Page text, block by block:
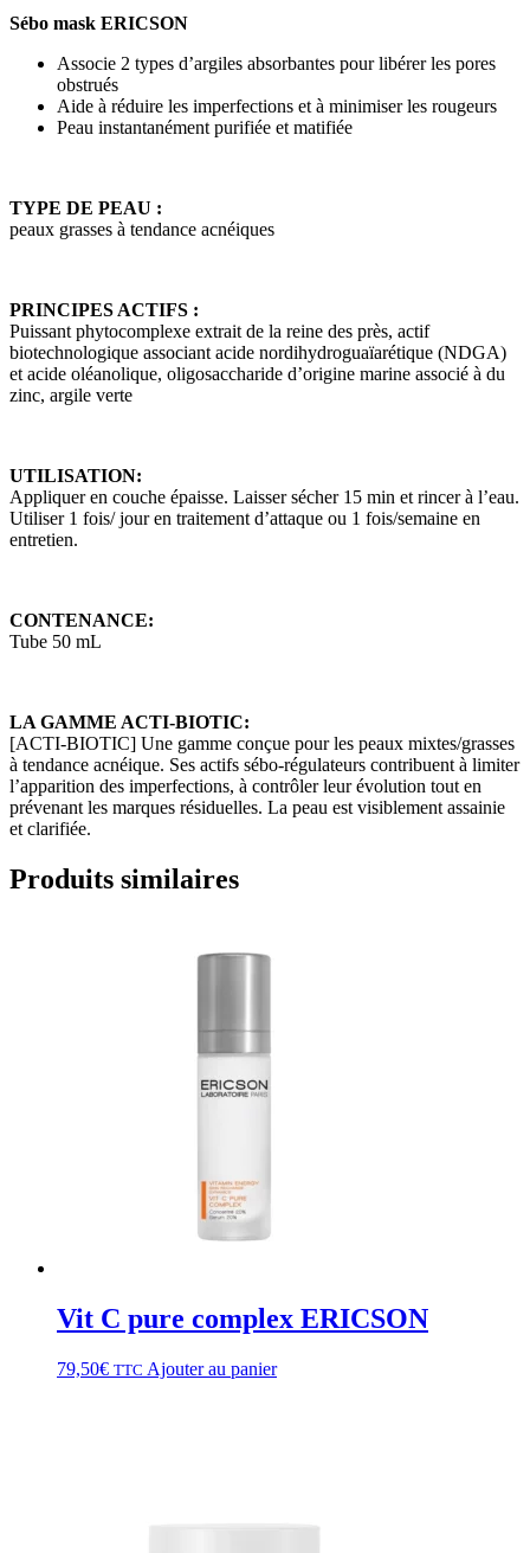
Sébo mask ERICSON
Associe 2 types d’argiles absorbantes pour libérer les pores
obstrués
Aide à réduire les imperfections et à minimiser les rougeurs
Peau instantanément purifiée et matifiée
TYPE DE PEAU :
peaux grasses à tendance acnéiques
PRINCIPES ACTIFS :
Puissant phytocomplexe extrait de la reine des près, actif
biotechnologique associant acide nordihydroguaïarétique (NDGA)
et acide oléanolique, oligosaccharide d’origine marine associé à du
zinc, argile verte
UTILISATION:
Appliquer en couche épaisse. Laisser sécher 15 min et rincer à l’eau.
Utiliser 1 fois/ jour en traitement d’attaque ou 1 fois/semaine en
entretien.
CONTENANCE:
Tube 50 mL
LA GAMME ACTI-BIOTIC:
[ACTI-BIOTIC] Une gamme conçue pour les peaux mixtes/grasses
à tendance acnéique. Ses actifs sébo-régulateurs contribuent à limiter
l’apparition des imperfections, à contrôler leur évolution tout en
prévenant les marques résiduelles. La peau est visiblement assainie
et clarifiée.
Produits similaires
Vit C pure complex ERICSON
79,50€ TTC Ajouter au panier